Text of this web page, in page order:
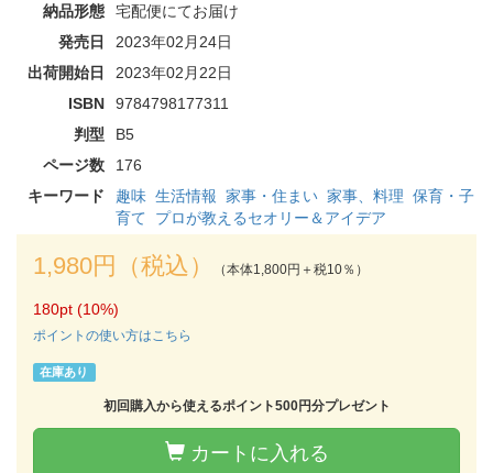
納品形態
宅配便にてお届け
発売日
2023年02月24日
出荷開始日
2023年02月22日
ISBN
9784798177311
判型
B5
ページ数
176
キーワード
趣味 生活情報 家事・住まい 家事、料理 保育・子
育て
プロが教えるセオリー＆アイデア
1,980円（税込） （本体1,800円＋税10％）
180pt (10%)
ポイントの使い方はこちら
在庫あり
初回購入から使えるポイント500円分プレゼント
カートに入れる